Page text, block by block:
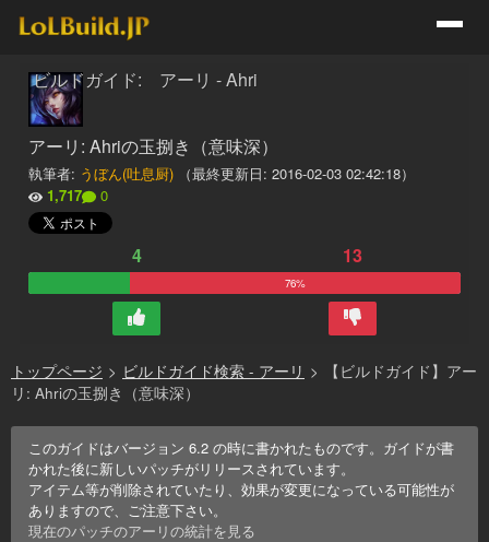
ビルドガイド: アーリ - Ahri
アーリ: Ahriの玉捌き（意味深）
執筆者: うぼん(吐息厨) （最終更新日: 2016-02-03 02:42:18）
1,717
0
4 13
76%
トップページ > ビルドガイド検索 - アーリ >
【ビルドガイド】アー
リ: Ahriの玉捌き（意味深）
このガイドはバージョン6.2 の時に書かれたものです。ガイドが書
かれた後に新しいパッチがリリースされています。
アイテム等が削除されていたり、効果が変更になっている可能性が
ありますので、ご注意下さい。
現在のパッチのアーリの統計を見る